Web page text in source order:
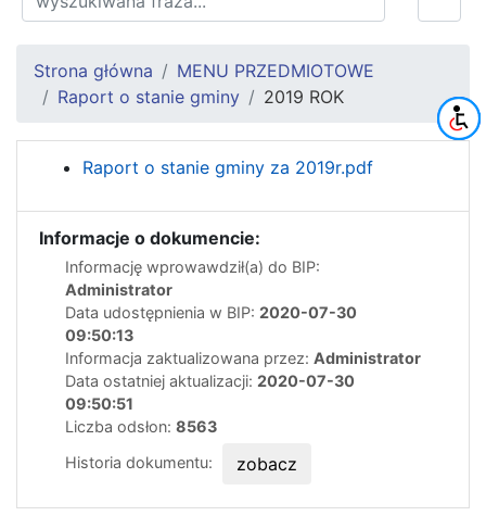
Strona główna
MENU PRZEDMIOTOWE
Raport o stanie gminy
2019 ROK
Raport o stanie gminy za 2019r.pdf
Informacje o dokumencie:
Informację wprowawdził(a) do BIP:
Administrator
Data udostępnienia w BIP: 2020-07-30
09:50:13
Informacja zaktualizowana przez: Administrator
Data ostatniej aktualizacji: 2020-07-30
09:50:51
Liczba odsłon: 8563
Historia dokumentu:
zobacz